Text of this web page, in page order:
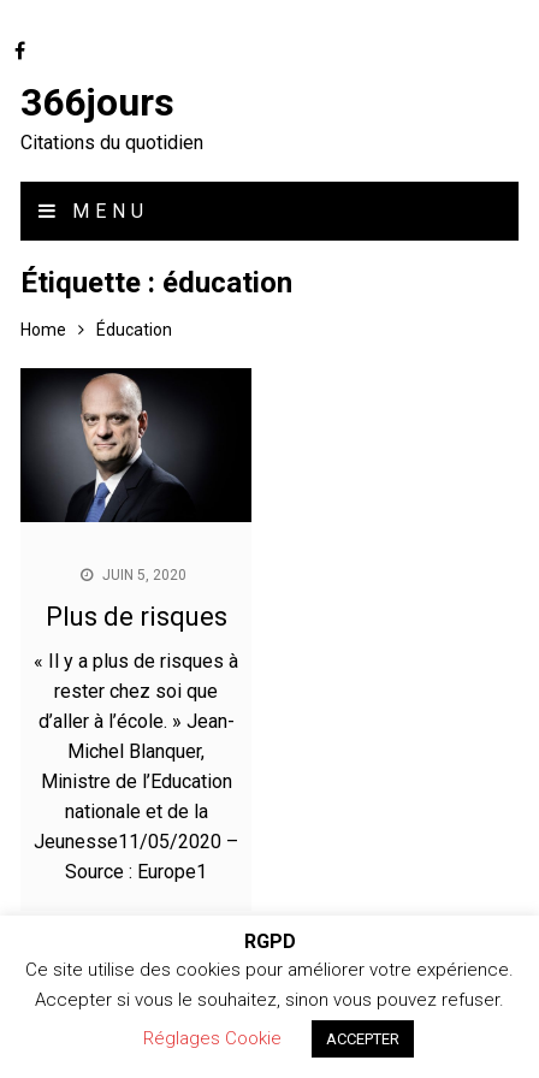
366jours
Citations du quotidien
MENU
Étiquette : éducation
Home Éducation
JUIN 5, 2020
Plus de risques
« Il y a plus de risques à
rester chez soi que
d’aller à l’école. » Jean-
Michel Blanquer,
Ministre de l’Education
nationale et de la
Jeunesse11/05/2020 –
Source : Europe1
Copyright © 2026 366jours - Copyright 2024 /
366jours.com
RGPD
Ce site utilise des cookies pour améliorer votre expérience.
Accepter si vous le souhaitez, sinon vous pouvez refuser.
Réglages Cookie
ACCEPTER